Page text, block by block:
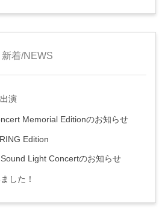
新着/NEWS
演
Memorial Editionのお知らせ
Edition
Light Concertのお知らせ
した！